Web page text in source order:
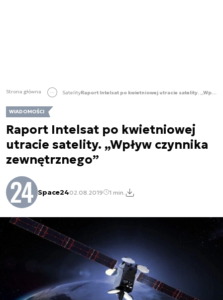
Strona główna Satelity Raport Intelsat po kwietniowej utracie satelity. „Wpływ czynnika zewnętrznego”
WIADOMOŚCI
Raport Intelsat po kwietniowej
utracie satelity. „Wpływ czynnika
zewnętrznego”
Space2402.08.2019 1 min.